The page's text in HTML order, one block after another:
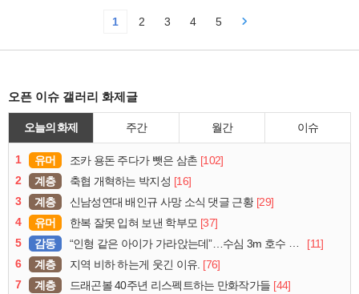
1 2 3 4 5
오픈 이슈 갤러리 화제글
오늘의 화제 주간 월간 이슈
1 유머 조카 용돈 주다가 뺏은 삼촌 [102]
2
계층 축협 개혁하는 박지성 [16]
3
계층 신남성연대 배인규 사망 소식 댓글 근황 [29]
4
유머 한복 잘못 입혀 보낸 학부모 [37]
5
감동 “인형 같은 아이가 가라앉는데”…수심 3m 호수 뛰어든 60대 의인
[11]
6
계층 지역 비하 하는게 웃긴 이유. [76]
7
계층 드래곤볼 40주년 리스펙트하는 만화작가들 [44]